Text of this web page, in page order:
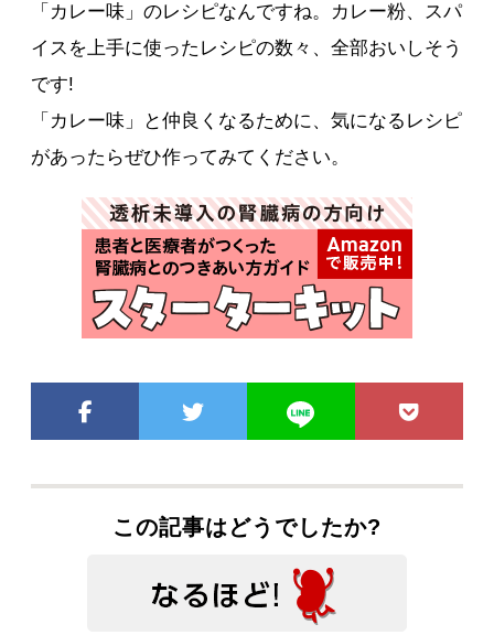
「カレー味」のレシピなんですね。カレー粉、スパ
イスを上手に使ったレシピの数々、全部おいしそう
です!
「カレー味」と仲良くなるために、気になるレシピ
があったらぜひ作ってみてください。
この記事はどうでしたか?